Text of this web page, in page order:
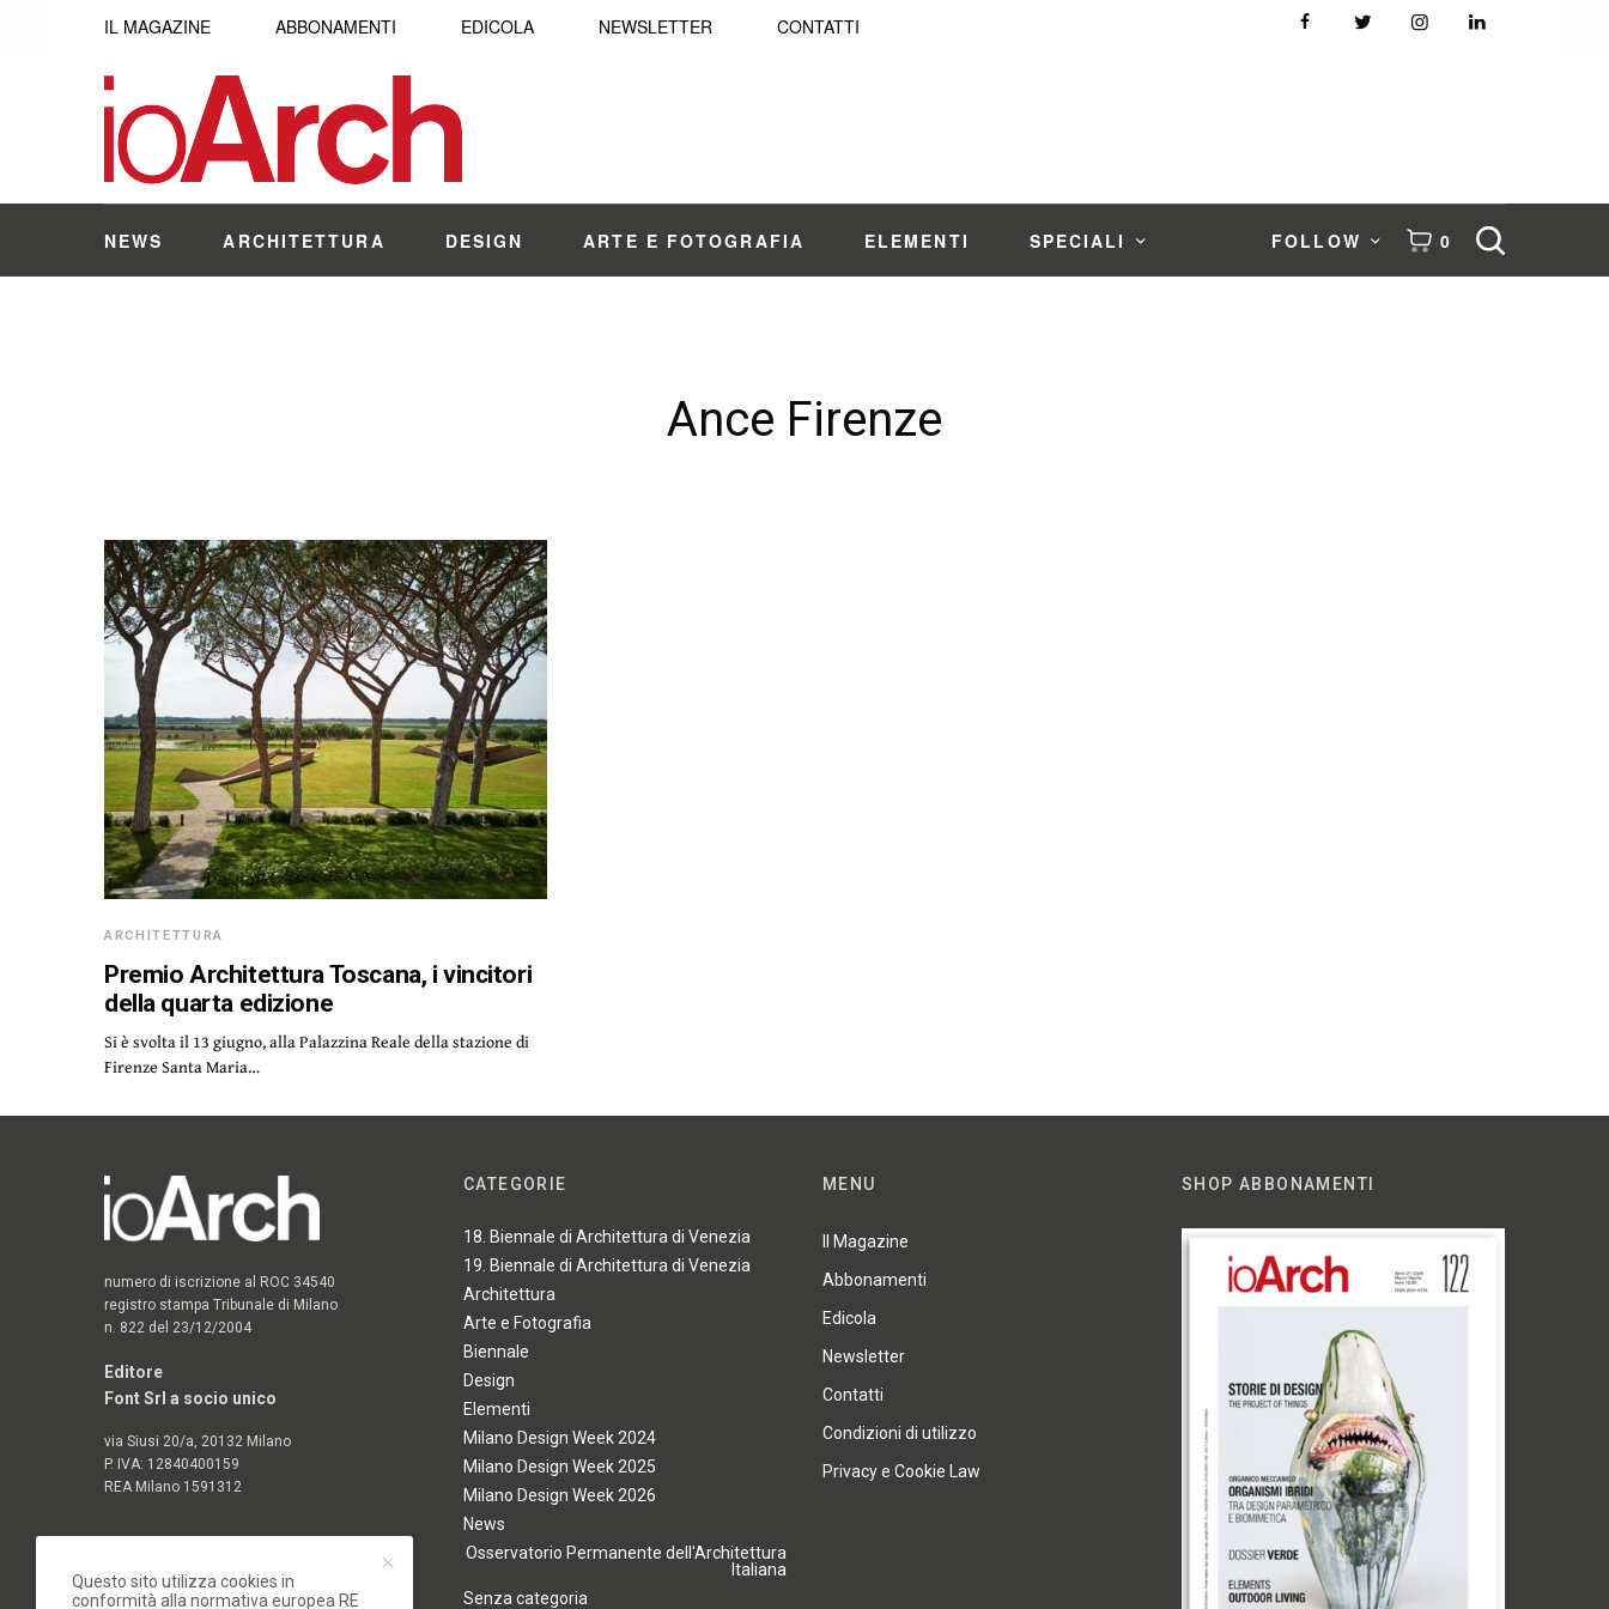
IL MAGAZINE ABBONAMENTI EDICOLA NEWSLETTER CONTATTI
NEWS ARCHITETTURA DESIGN ARTE E FOTOGRAFIA ELEMENTI SPECIALI FOLLOW 0
Ance Firenze
ARCHITETTURA
Premio Architettura Toscana, i vincitori
della quarta edizione
Si è svolta il 13 giugno, alla Palazzina Reale della stazione di
Firenze Santa Maria…
numero di iscrizione al ROC 34540
registro stampa Tribunale di Milano
n. 822 del 23/12/2004
Editore
Font Srl a socio unico
via Siusi 20/a, 20132 Milano
P. IVA: 12840400159
REA Milano 1591312
CATEGORIE
18. Biennale di Architettura di Venezia
19. Biennale di Architettura di Venezia
Architettura
Arte e Fotografia
Biennale
Design
Elementi
Milano Design Week 2024
Milano Design Week 2025
Milano Design Week 2026
News
Osservatorio Permanente dell'Architettura
Italiana
Senza categoria
MENU
Il Magazine
Abbonamenti
Edicola
Newsletter
Contatti
Condizioni di utilizzo
Privacy e Cookie Law
SHOP ABBONAMENTI
Questo sito utilizza cookies in
conformità alla normativa europea RE